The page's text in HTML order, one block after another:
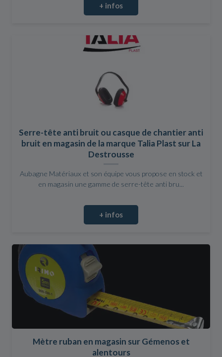
+ infos
Serre-tête anti bruit ou casque de chantier anti
bruit en magasin de la marque Talia Plast sur La
Destrousse
Aubagne Matériaux et son équipe vous propose en stock et
en magasin une gamme de serre-tête anti bru...
+ infos
Mètre ruban en magasin sur Gémenos et
alentours